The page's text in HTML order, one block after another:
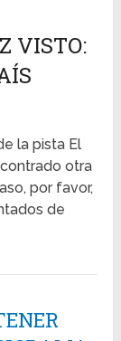
VISTO:
la pista El
otra
por favor,
de